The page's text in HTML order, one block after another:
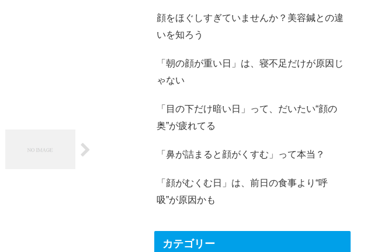
顔をほぐしすぎていませんか？美容鍼との違
いを知ろう
「朝の顔が重い日」は、寝不足だけが原因じ
ゃない
「目の下だけ暗い日」って、だいたい“顔の
奥”が疲れてる
「鼻が詰まると顔がくすむ」って本当？
「顔がむくむ日」は、前日の食事より“呼
吸”が原因かも
カテゴリー